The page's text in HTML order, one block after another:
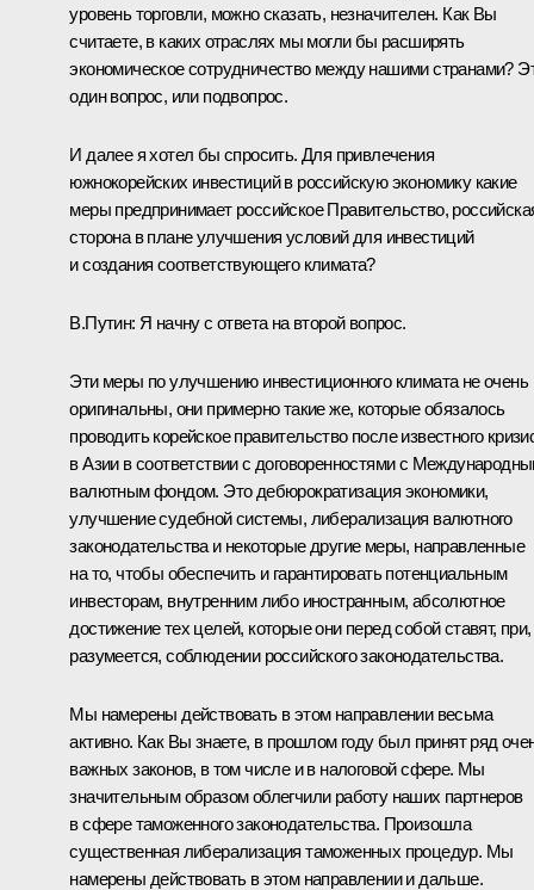
уровень торговли, можно сказать, незначителен. Как Вы
считаете, в каких отраслях мы могли бы расширять
экономическое сотрудничество между нашими странами?
один вопрос, или подвопрос.
И далее я хотел бы спросить. Для привлечения
южнокорейских инвестиций в российскую экономику какие
меры предпринимает российское Правительство,
сторона в плане улучшения условий для инвестиций
и создания соответствующего климата?
В.Путин: Я начну с ответа на второй вопрос.
Эти меры по улучшению инвестиционного климата не очень
оригинальны, они примерно такие же, которые обязалось
проводить корейское правительство после известного
в Азии в соответствии с договоренностями с
валютным фондом. Это дебюрократизация экономики,
улучшение судебной системы, либерализация валютного
законодательства и некоторые другие меры, направленные
на то, чтобы обеспечить и гарантировать потенциальным
инвесторам, внутренним либо иностранным, абсолютное
достижение тех целей, которые они перед собой ставят, при,
разумеется, соблюдении российского законодательства.
Мы намерены действовать в этом направлении весьма
активно. Как Вы знаете, в прошлом году был принят ряд
важных законов, в том числе и в налоговой сфере. Мы
значительным образом облегчили работу наших партнеров
в сфере таможенного законодательства. Произошла
существенная либерализация таможенных процедур. Мы
намерены действовать в этом направлении и дальше.